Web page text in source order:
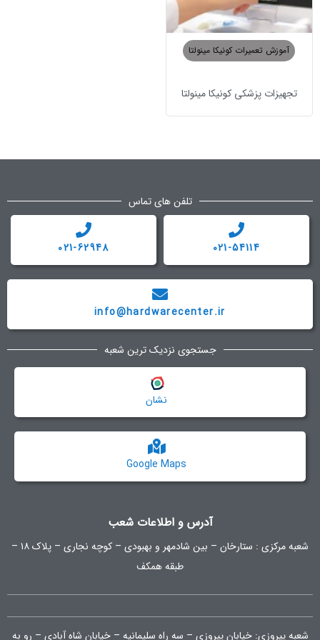
آموزش تعمیرات کونیکا مینولتا
تجهیزات پزشکی کونیکا مینولتا
آدرس و اطلاعات شعب
شعبه مرکزی :
ستارخان – بین شادمهر و بهبودی – کوچه نجاری – پلاک ۱۸ –
طبقه همکف
شعبه پیروزی: خیابان پیروزی – سه راه سلیمانیه – خیابان شاه آبادی – رو به
تلفن های تماس
021-54114
021-62948
info@hardwarecenter.ir
جستجوی نزدیک ترین شعبه
Google Maps
نشان